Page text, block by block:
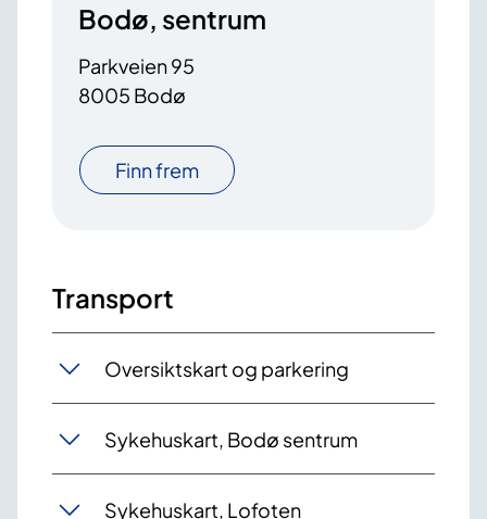
Bodø, sentrum
Parkveien 95
8005 Bodø
Finn frem
Transport
Oversiktskart og parkering
Sykehuskart, Bodø sentrum
Sykehuskart, Lofoten